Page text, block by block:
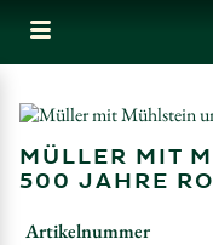
MÜLLER MIT
500 JAHRE
Artikelnummer